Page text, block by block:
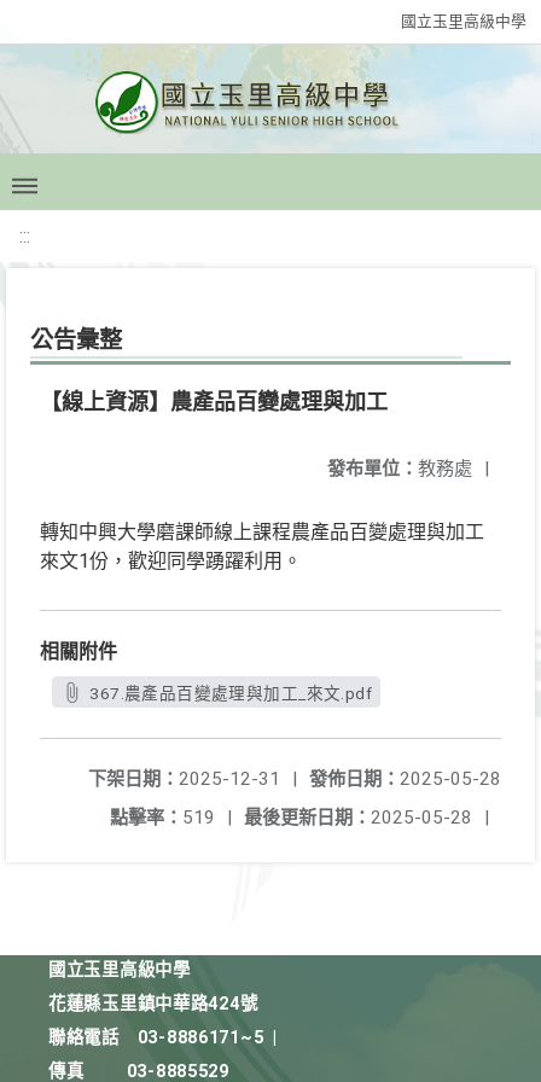
國立玉里高級中學
:::
公告彙整
【線上資源】農產品百變處理與加工
發布單位： 教務處 |
轉知中興大學磨課師線上課程農產品百變處理與加工
來文1份，歡迎同學踴躍利用。
相關附件
367.農產品百變處理與加工_來文.pdf
發佈日期： 2025-05-28
下架日期： 2025-12-31
|
最後更新日期： 2025-05-28 |
點擊率： 519 |
國立玉里高級中學
花蓮縣玉里鎮中華路424號
聯絡電話
03-8886171~5
傳真
03-8885529